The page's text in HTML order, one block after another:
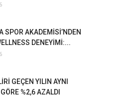
SPOR AKADEMİSİ’NDEN
DENEYİMİ:...
GEÇEN YILIN AYNI
%2,6 AZALDI